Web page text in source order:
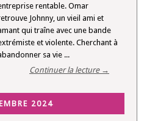
rentable. Omar
Johnny, un vieil ami et
qui traîne avec une bande
et violente. Cherchant à
sa vie ...
Continuer la lecture →
2024